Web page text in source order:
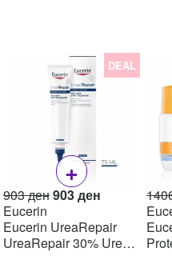
DEAL
+
903денOriginal
was:
903 ден.
903ден
is:
903 ден.
Eucerin
Eucerin UreaRepair
UreaRepair 30% Urea